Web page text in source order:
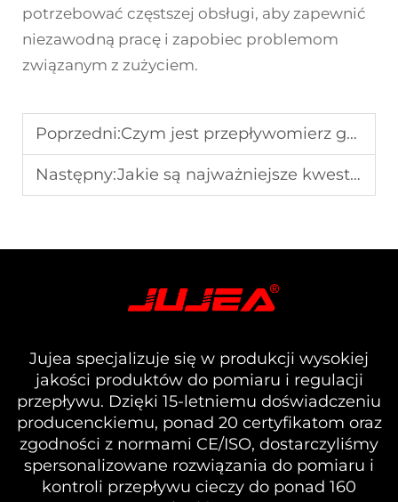
potrzebować częstszej obsługi, aby zapewnić
niezawodną pracę i zapobiec problemom
związanym z zużyciem.
Poprzedni:Czym jest przepływomierz gazowy: Jakie są różnice między przepływomierzami gazowymi i jak wybrać odpowiedni?
Następny:Jakie są najważniejsze kwestie przy doborze termicznego przepływomierza masy gazu?
Jujea specjalizuje się w produkcji wysokiej
jakości produktów do pomiaru i regulacji
przepływu. Dzięki 15-letniemu doświadczeniu
producenckiemu, ponad 20 certyfikatom oraz
zgodności z normami CE/ISO, dostarczyliśmy
spersonalizowane rozwiązania do pomiaru i
kontroli przepływu cieczy do ponad 160